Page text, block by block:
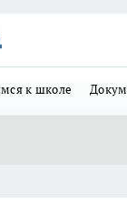
к школе